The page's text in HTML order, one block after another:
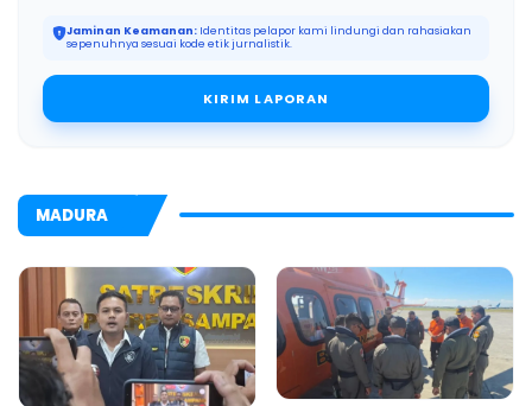
Jaminan Keamanan: Identitas pelapor kami lindungi dan rahasiakan
sepenuhnya sesuai kode etik jurnalistik.
KIRIM LAPORAN
MADURA